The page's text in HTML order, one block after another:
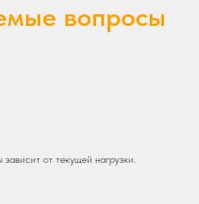
вопросы
от текущей нагрузки.